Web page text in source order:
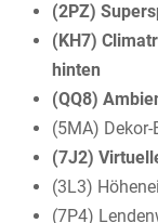
(2PZ)
(KH7)
hinten
(QQ8)
(5MA) Dekor-
(7J2)
(3L3)
(7P4)